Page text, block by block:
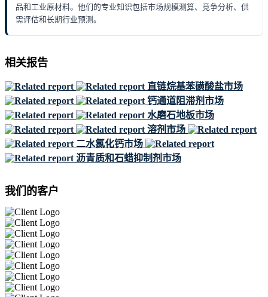
品和工业原材料。他们的专业知识包括市场规模测算、竞争分析、供
需评估和长期行业预测。
相关报告
直链烷基苯磺酸盐市场
钙通道阻滞剂市场
水磨石地板市场
溶剂市场
二水氯化钙市场
沥青质和石蜡抑制剂市场
我们的客户